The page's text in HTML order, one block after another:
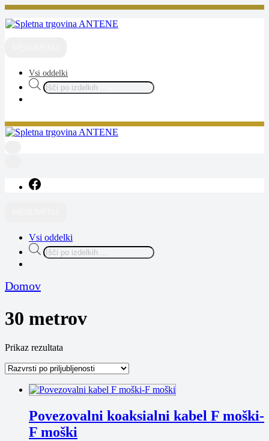
Skip
to
content
Vsi oddelki
Products
search
Vsi oddelki
Products
search
Domov
30 metrov
Prikaz rezultata
Povezovalni koaksialni kabel F moški-
F moški